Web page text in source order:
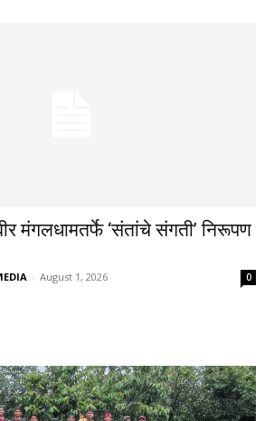
मंगलधामतर्फे ‘संतांचे संगती’ निरूपण
- August 1, 2026 0